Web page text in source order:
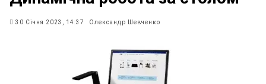
30 Січня 2023, 14:37 Олександр Шевченко